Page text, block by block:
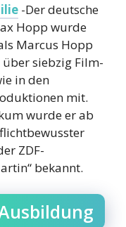
-Der deutsche
Hopp wurde
Marcus Hopp
siebzig Film-
in den
mit.
wurde er ab
ZDF-
bekannt.